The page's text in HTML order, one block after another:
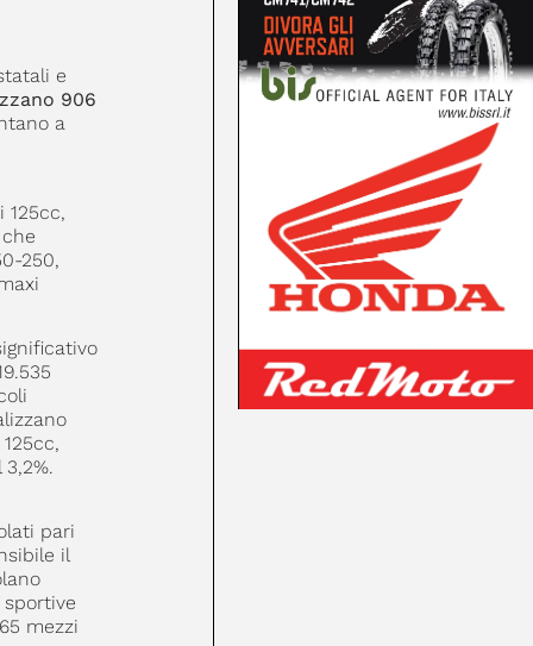
e
906
a
250,
pari
il
mezzi